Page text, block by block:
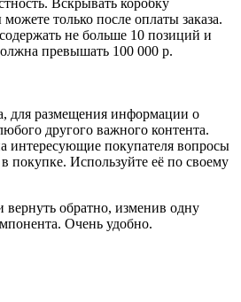
только после оплаты заказа.
не больше 10 позиций и
превышать 100 000 р.
для размещения информации о
другого важного контента.
интересующие покупателя вопросы
покупке. Используйте её по своему
обратно, изменив одну
Очень удобно.